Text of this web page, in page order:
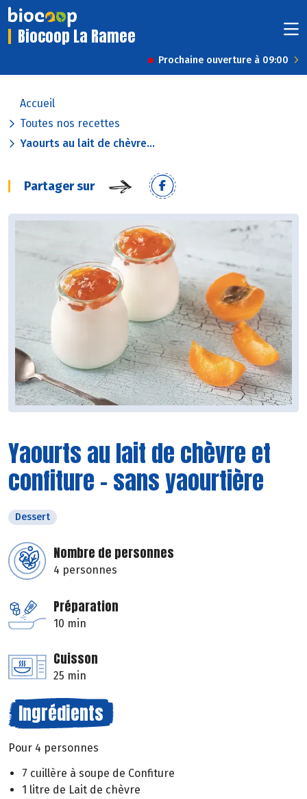
Biocoop La Ramee
Prochaine ouverture à 09:00
Accueil
Toutes nos recettes
Yaourts au lait de chèvre...
Partager sur
Yaourts au lait de chèvre et
confiture - sans yaourtière
Dessert
Nombre de personnes
4 personnes
Préparation
10 min
Cuisson
25 min
Ingrédients
Pour 4 personnes
7 cuillère à soupe de Confiture
1 litre de Lait de chèvre